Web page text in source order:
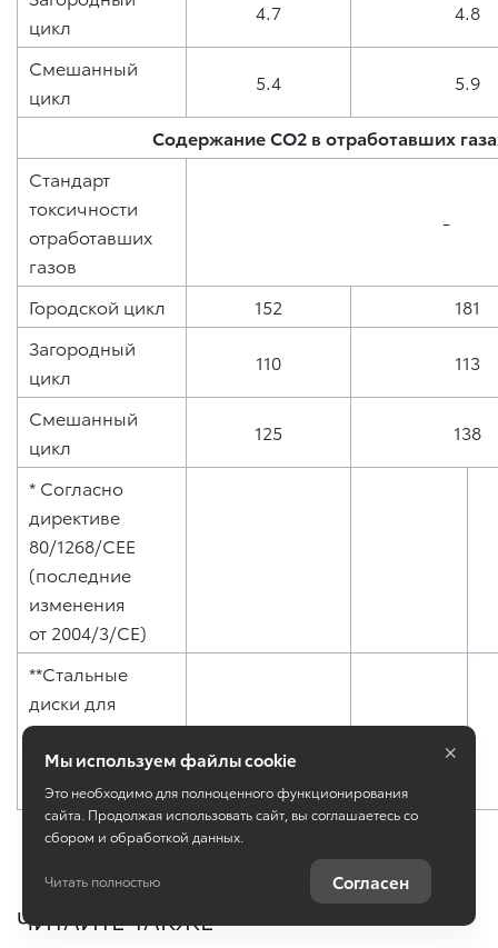
цикл
4.7 4.8
Смешанный
цикл
5.4 5.9
Содержание CO2 в отработавших
Стандарт
токсичности
отработавших
газов
-
Городской цикл 152
181
Загородный
цикл
110 113
Смешанный
цикл
125 138
* Согласно
директиве
80/1268/CEE
(последние
изменения
от 2004/3/CE)
**Стальные
диски для
комплектации
Комфорт Плюс
и Элеганс
ЧИТАЙТЕ ТАКЖЕ
Мы используем файлы cookie
Это необходимо для полноценного функционирования
сайта. Продолжая использовать сайт, вы соглашаетесь со
сбором и обработкой данных.
Читать полностью Согласен
×